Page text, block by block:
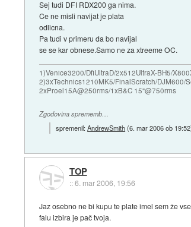
Sej tudi DFI RDX200 ga nima.
Ce ne misli navijat je plata
odlicna.
Pa tudi v primeru da bo navijal
se se kar obnese.Samo ne za xtreeme OC.
1)Venice3200/DfiUltraD/2x512UltraX-BH5/
2)3xTechnics1210MK5/FinalScratch/DJM600/
2xProel15A@250rms/1xB&C 15"@750rms
Zgodovina sprememb…
spremenil:AndrewSmith(6. mar 2006 ob 19:52
TOP
::6. mar 2006, 19:56
Jaz osebno ne bi kupu te plate imel sem že
falu izbira je pač tvoja.